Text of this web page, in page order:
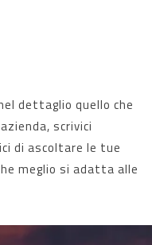
dettaglio quello che
scrivici
di ascoltare le tue
meglio si adatta alle